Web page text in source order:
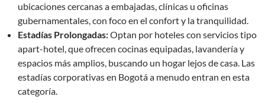
ubicaciones cercanas a embajadas, clínicas u oficinas
gubernamentales, con foco en el confort y la tranquilidad.
Estadías Prolongadas:Optan por hoteles con servicios tipo
apart-hotel, que ofrecen cocinas equipadas, lavandería y
espacios más amplios, buscando un hogar lejos de casa. Las
estadías corporativas en Bogotá a menudo entran en esta
categoría.